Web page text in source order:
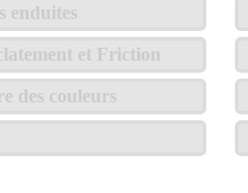
enduites
et Friction
des couleurs